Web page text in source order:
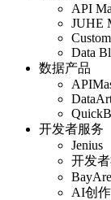
API
JUHE
Data
数据产品
开发者服务
Jenius
开发
AI创作